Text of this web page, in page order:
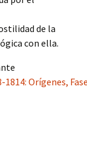
de la
con ella.
Orígenes,